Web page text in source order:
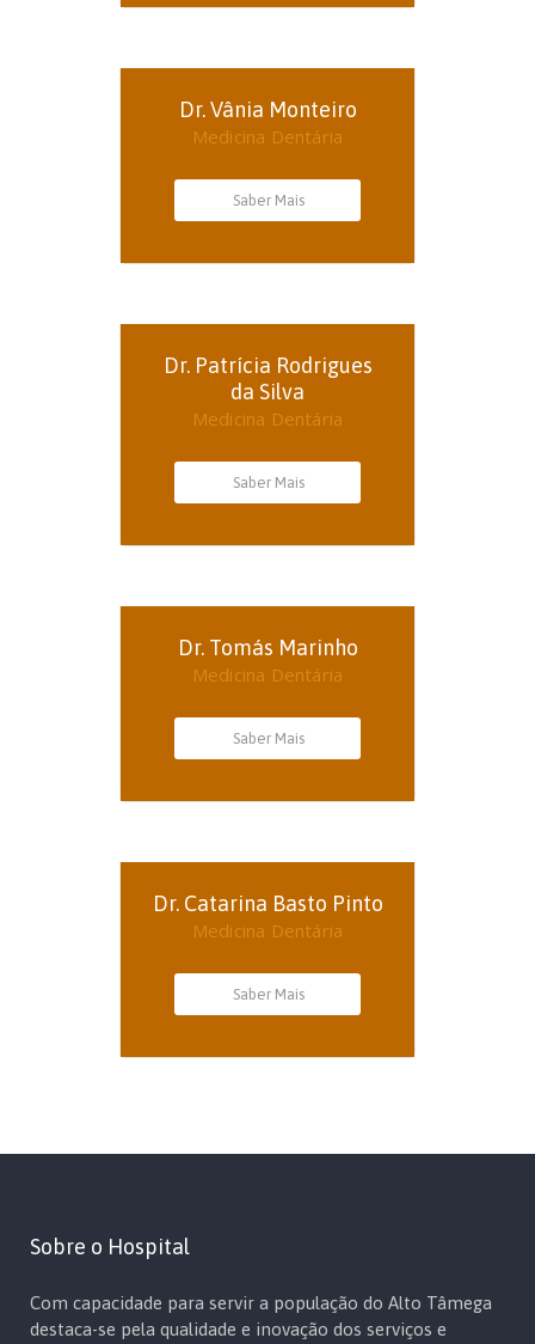
Dr. Vânia Monteiro
Medicina Dentária
Saber Mais
Dr. Patrícia Rodrigues
da Silva
Medicina Dentária
Saber Mais
Dr. Tomás Marinho
Medicina Dentária
Saber Mais
Dr. Catarina Basto Pinto
Medicina Dentária
Saber Mais
Sobre o Hospital
Com capacidade para servir a população do Alto Tâmega
destaca-se pela qualidade e inovação dos serviços e